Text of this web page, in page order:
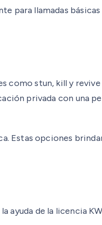
para llamadas básicas
como stun, kill y
privada con una
Estas opciones
ayuda de la licencia